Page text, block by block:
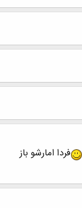
فردا امارشو باز